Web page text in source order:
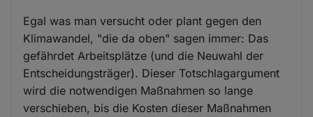
Egal was man versucht oder plant gegen den
Klimawandel, "die da oben" sagen immer: Das
gefährdet Arbeitsplätze (und die Neuwahl der
Entscheidungsträger). Dieser Totschlagargument
wird die notwendigen Maßnahmen so lange
verschieben, bis die Kosten dieser Maßnahmen